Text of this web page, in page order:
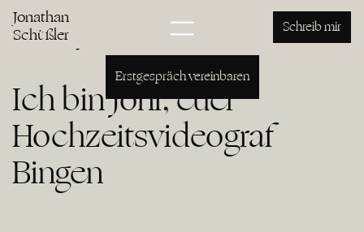
Jonathan
Schüßler Schreib mir
Hochzeitsvideo Bingen
Jonathan Schüßler
Erstgespräch vereinbaren
Ich bin Joni, euer
Hochzeitsvideograf
Bingen